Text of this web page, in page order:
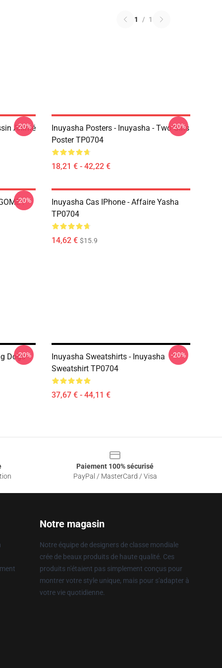
1 / 1
Animé
-20%
Inuyasha Posters - Inuyasha - Two Girls
Poster TP0704
18,21 € - 42,22 €
-20%
!
-20%
Inuyasha Cas IPhone - Affaire Yasha
TP0704
14,62 € $15.9
Dogs
-20%
Inuyasha Sweatshirts - Inuyasha
Sweatshirt TP0704
37,67 € - 44,11 €
-20%
Paiement 100% sécurisé
PayPal / MasterCard / Visa
Notre magasin
Notre équipe de designers de classe mondiale
crée de beaux produits de haute qualité. Ces
produits n'étaient pas simplement conçus pour
montrer votre style unique, mais pour s'adapter à
votre vie quotidienne.